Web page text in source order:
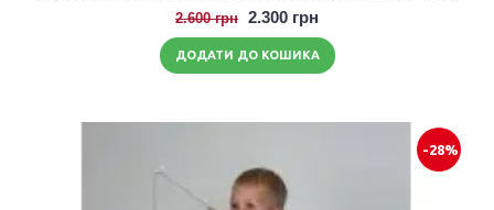
2.600 грн 2.300 грн
ДОДАТИ ДО КОШИКА
-28%